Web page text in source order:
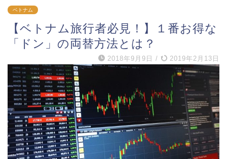
ベトナム
【ベトナム旅行者必見！】１番お得な
「ドン」の両替方法とは？
2018年9月9日 / 2019年2月13日